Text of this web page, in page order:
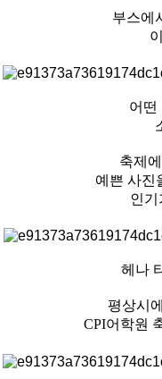
부스에
어떤
축제
예쁜 사진
인기
헤나
평상시
CPI어학원